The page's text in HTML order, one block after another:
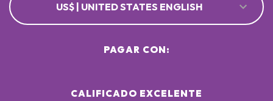
US$ | UNITED STATES ENGLISH
CALIFICADO EXCELENTE
PAGAR CON: